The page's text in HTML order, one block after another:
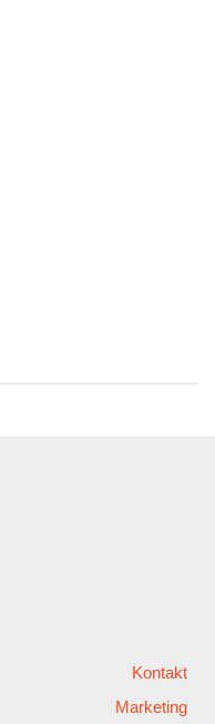
Kontakt
Marketing